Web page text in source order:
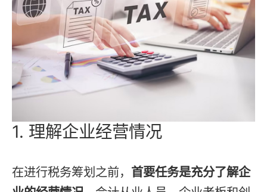
1. 理解企业经营情况
在进行税务筹划之前， 首要任务是充分了解企